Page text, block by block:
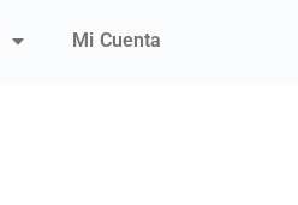
Mi Cuenta